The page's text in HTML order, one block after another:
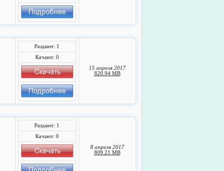
Раздают: 1
Качают: 0
15 апреля 2017
820.94 MB
Раздают: 1
Качают: 0
8 апреля 2017
809.21 MB